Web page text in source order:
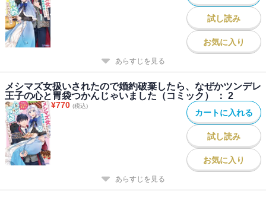
試し読み
お気に入り
あらすじを見る
メシマズ女扱いされたので婚約破棄したら、なぜかツンデレ
王子の心と胃袋つかんじゃいました（コミック） ： 2
¥770 (税込)
カートに入れる
試し読み
お気に入り
あらすじを見る